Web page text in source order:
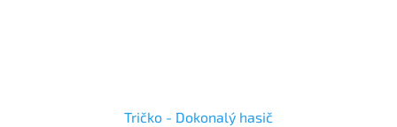
Tričko - Dokonalý hasič